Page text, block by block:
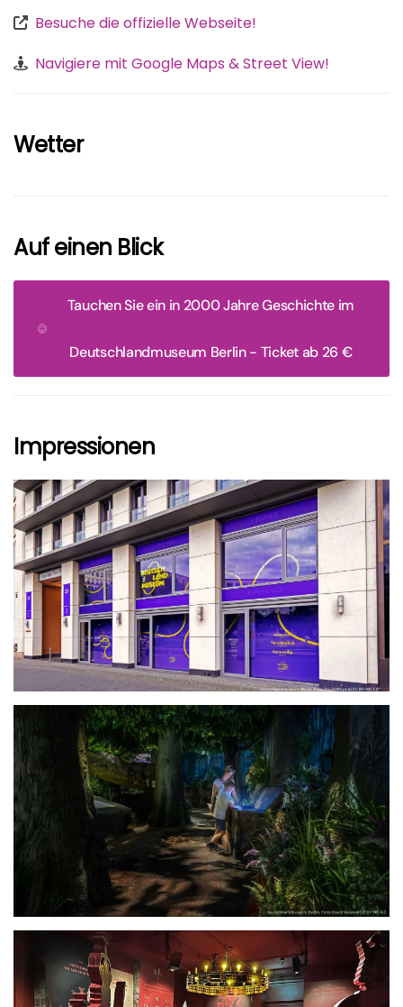
Besuche die offizielle Webseite!
Navigiere mit Google Maps & Street View!
Wetter
Auf einen Blick
Tauchen Sie ein in 2000 Jahre Geschichte im
Deutschlandmuseum Berlin - Ticket ab 26 €
Impressionen
größer
größer